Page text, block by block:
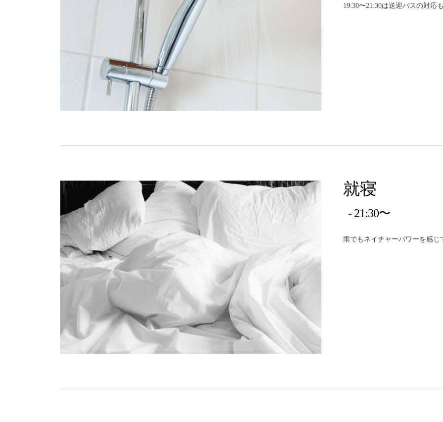
19:30〜21:30は送迎バスの対応
就寝
21:30〜
雨でもネイチャーパワーを感じ